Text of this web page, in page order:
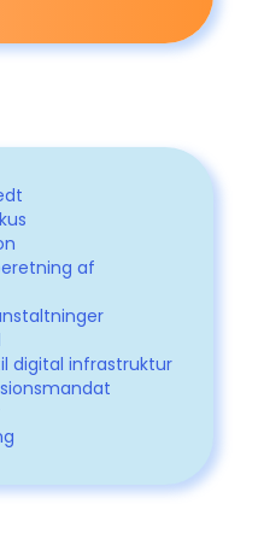
af
digital infrastruktur